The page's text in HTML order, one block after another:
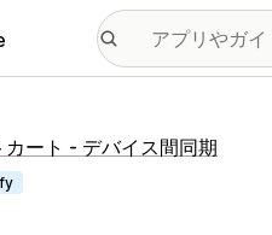
ート ‑ デバイス間同期